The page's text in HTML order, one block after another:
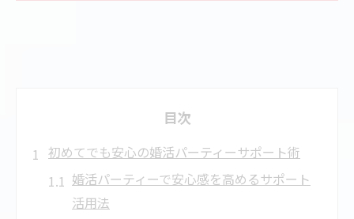
目次
初めてでも安心の婚活パーティーサポート術
婚活パーティーで安心感を高めるサポート
活用法